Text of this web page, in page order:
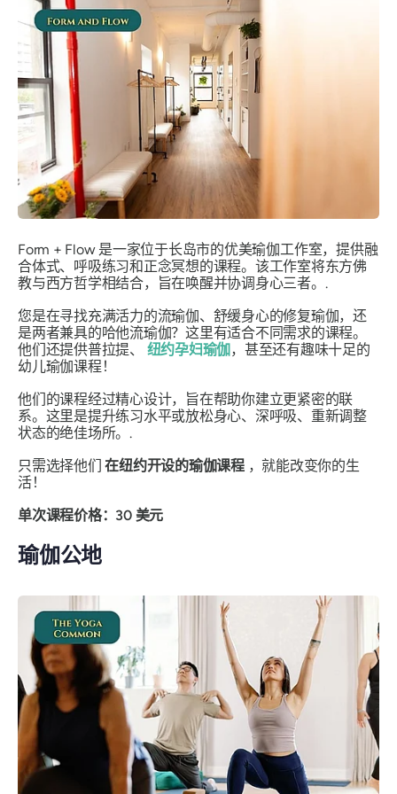
Form + Flow 是一家位于长岛市的优美瑜伽工作室，提供融
合体式、呼吸练习和正念冥想的课程。该工作室将东方佛
教与西方哲学相结合，旨在唤醒并协调身心三者。.
您是在寻找充满活力的流瑜伽、舒缓身心的修复瑜伽，还
是两者兼具的哈他流瑜伽？这里有适合不同需求的课程。
他们还提供普拉提、 纽约孕妇瑜伽，甚至还有趣味十足的
幼儿瑜伽课程！
他们的课程经过精心设计，旨在帮助你建立更紧密的联
系。这里是提升练习水平或放松身心、深呼吸、重新调整
状态的绝佳场所。.
只需选择他们在纽约开设的瑜伽课程，就能改变你的生
活！
单次课程价格：30 美元
瑜伽公地